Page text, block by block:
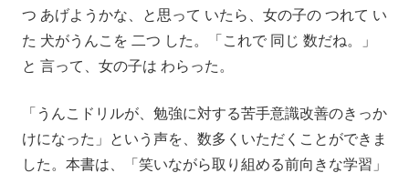
つ あげようかな、と思って いたら、女の子の つれて い
た 犬がうんこを 二つ した。「これで 同じ 数だね。」
と 言って、女の子は わらった。
「うんこドリルが、勉強に対する苦手意識改善のきっか
けになった」という声を、数多くいただくことができま
した。本書は、「笑いながら取り組める前向きな学習」